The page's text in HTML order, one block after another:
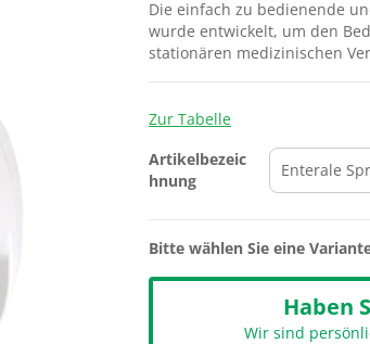
Die einfach zu bedienende
wurde entwickelt, um den
stationären medizinischen
Zur Tabelle
Artikelbezeic
hnung
Bitte wählen Sie eine
Haben
Wir sind